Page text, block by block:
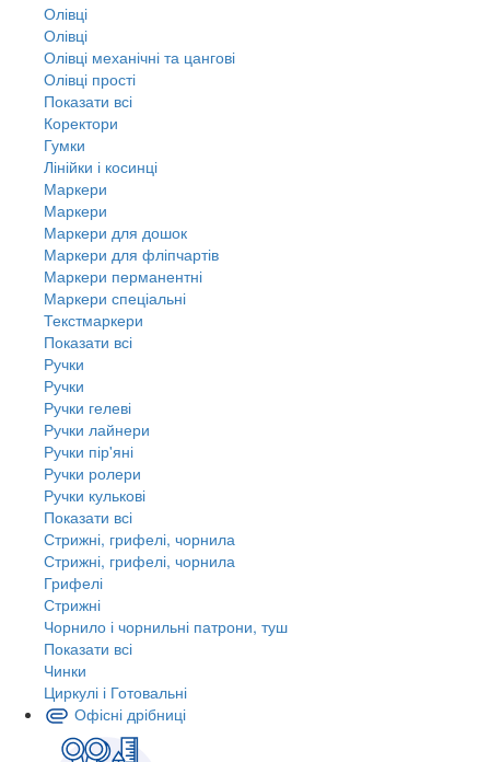
Олівці
Олівці
Олівці механічні та цангові
Олівці прості
Показати всі
Коректори
Гумки
Лінійки і косинці
Маркери
Маркери
Маркери для дошок
Маркери для фліпчартів
Маркери перманентні
Маркери спеціальні
Текстмаркери
Показати всі
Ручки
Ручки
Ручки гелеві
Ручки лайнери
Ручки пір'яні
Ручки ролери
Ручки кулькові
Показати всі
Стрижні, грифелі, чорнила
Стрижні, грифелі, чорнила
Грифелі
Стрижні
Чорнило і чорнильні патрони, туш
Показати всі
Чинки
Циркулі і Готовальні
Офісні дрібниці